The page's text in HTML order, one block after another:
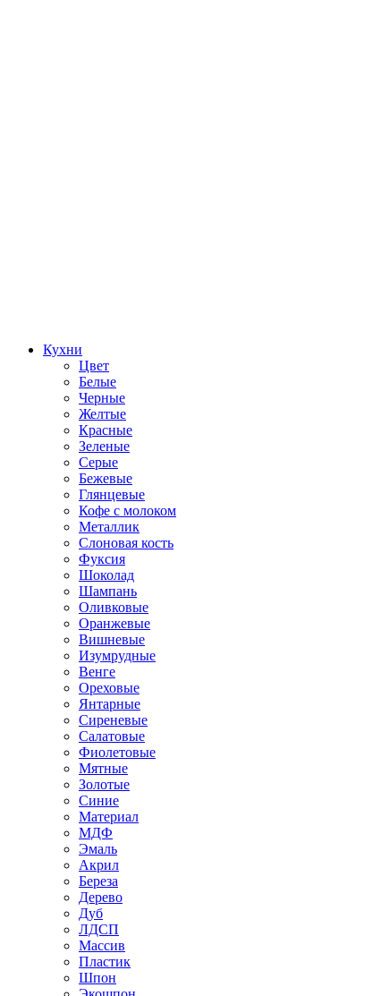
Кухни
Цвет
Белые
Черные
Желтые
Красные
Зеленые
Серые
Бежевые
Глянцевые
Кофе с молоком
Металлик
Слоновая кость
Фуксия
Шоколад
Шампань
Оливковые
Оранжевые
Вишневые
Изумрудные
Венге
Ореховые
Янтарные
Сиреневые
Салатовые
Фиолетовые
Мятные
Золотые
Синие
Материал
МДФ
Эмаль
Акрил
Береза
Дерево
Дуб
ЛДСП
Массив
Пластик
Шпон